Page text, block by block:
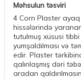
Məhsulun təsviri
4 Corn Plaster
hissələrində
tutulmuş xüsusi tibbi
yumşaldılması və
edir. Plaster
qalınlaşmış dəri
aradan